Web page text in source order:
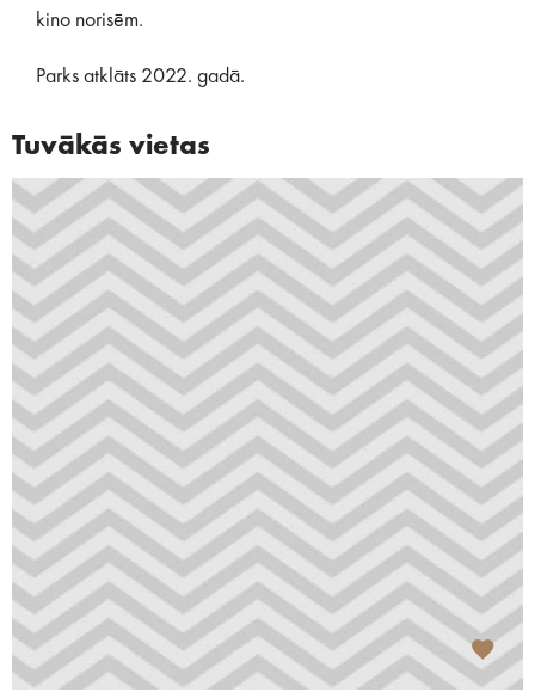
kino norisēm.
Parks atklāts 2022. gadā.
Tuvākās vietas